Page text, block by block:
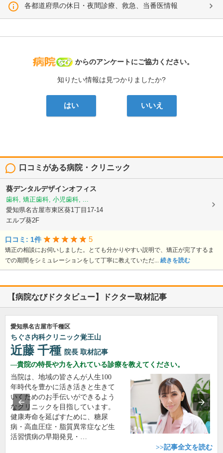
各都道府県の休日・夜間診療、救急、当番医情報
病院なび
からのアンケートにご協力ください。
知りたい情報は見つかりましたか?
はい いいえ
口コミがある病院・クリニック
葵デンタルデザインオフィス
歯科, 矯正歯科, 小児歯科, ...
愛知県名古屋市東区葵1丁目17-14
エルブ葵2F
口コミ: 1件 5
矯正の相談にお伺いしました。とても分かりやすい説明で、矯正が完了するま
での期間をシミュレーションをして丁寧に教えていただ... 続きを読む
【病院なびドクタビュー】ドクター取材記事
愛知県名古屋市千種区
ちぐさ内科クリニック覚王山
近藤 千種 院長 取材記事
貴院の特長や力を入れている診療を教えてください。
当院は、地域の皆さんが人生100
年時代を豊かに活き活きと生きて
いくためのお手伝いができるよう
なクリニックを目指しています。
健康寿命を延ばすために、糖尿
病・高血圧症・脂質異常症など生
活習慣病の早期発見・…
>>記事全文を読む